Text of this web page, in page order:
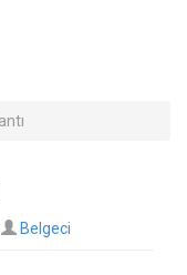
Belgeci